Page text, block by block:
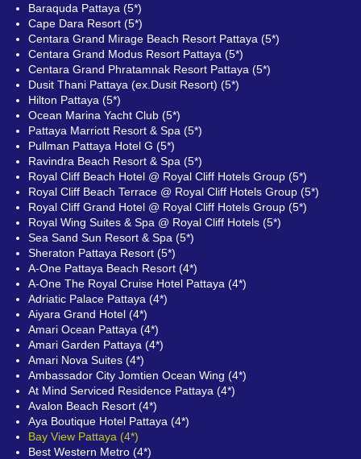
Baraquda Pattaya (5*)
Cape Dara Resort (5*)
Centara Grand Mirage Beach Resort Pattaya (5*)
Centara Grand Modus Resort Pattaya (5*)
Centara Grand Phratamnak Resort Pattaya (5*)
Dusit Thani Pattaya (ex.Dusit Resort) (5*)
Hilton Pattaya (5*)
Ocean Marina Yacht Club (5*)
Pattaya Marriott Resort & Spa (5*)
Pullman Pattaya Hotel G (5*)
Ravindra Beach Resort & Spa (5*)
Royal Cliff Beach Hotel @ Royal Cliff Hotels Group (5*)
Royal Cliff Beach Terrace @ Royal Cliff Hotels Group (5*)
Royal Cliff Grand Hotel @ Royal Cliff Hotels Group (5*)
Royal Wing Suites & Spa @ Royal Cliff Hotels (5*)
Sea Sand Sun Resort & Spa (5*)
Sheraton Pattaya Resort (5*)
A-One Pattaya Beach Resort (4*)
A-One The Royal Cruise Hotel Pattaya (4*)
Adriatic Palace Pattaya (4*)
Aiyara Grand Hotel (4*)
Amari Ocean Pattaya (4*)
Amari Garden Pattaya (4*)
Amari Nova Suites (4*)
Ambassador City Jomtien Ocean Wing (4*)
At Mind Serviced Residence Pattaya (4*)
Avalon Beach Resort (4*)
Aya Boutique Hotel Pattaya (4*)
Bay View Pattaya (4*)
Best Western Metro (4*)